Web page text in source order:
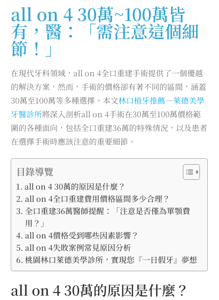
all on 4 30萬~100萬皆
有，醫：「需注意這個細
節！」
在現代牙科領域，all on 4全口重建手術提供了一個優越
的解決方案，然而，手術的價格卻有著不同的區間，涵蓋
30萬至100萬等多種選擇。本文林口植牙推薦－萊德美學
牙醫診所將深入剖析all on 4手術在30萬至100萬價格範
圍的各種面向，包括全口重建36萬的特殊情況，以及患者
在選擇手術時應該注意的重要細節。
目錄導覽
all on 4 30萬的原因是什麼？
all on 4全口重建費用價格區間多少合理？
全口重建36萬醫師提醒：「注意是否僅為單顎費
用？」
all on 4價格受到哪些因素影響？
all on 4失敗案例常見原因分析
桃園林口萊德美學診所，實現您『一日假牙』夢想
all on 4 30萬的原因是什麼？